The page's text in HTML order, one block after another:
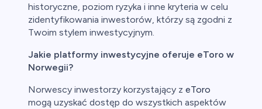
historyczne, poziom ryzyka i inne kryteria w celu
zidentyfikowania inwestorów, którzy są zgodni z
Twoim stylem inwestycyjnym.
Jakie platformy inwestycyjne oferuje eToro w
Norwegii?
Norwescy inwestorzy korzystający z eToro
mogą uzyskać dostęp do wszystkich aspektów